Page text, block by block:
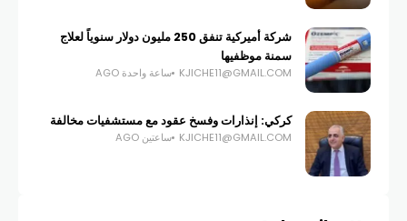
شركة أميركية تنفق 250 مليون دولار سنوياً لعلاج
سمنة موظفيها
KJICHE11@GMAIL.COM ساعة واحدة AGO
كركي: إنذارات وفسخ عقود مع مستشفيات مخالفة
KJICHE11@GMAIL.COM ساعتين AGO